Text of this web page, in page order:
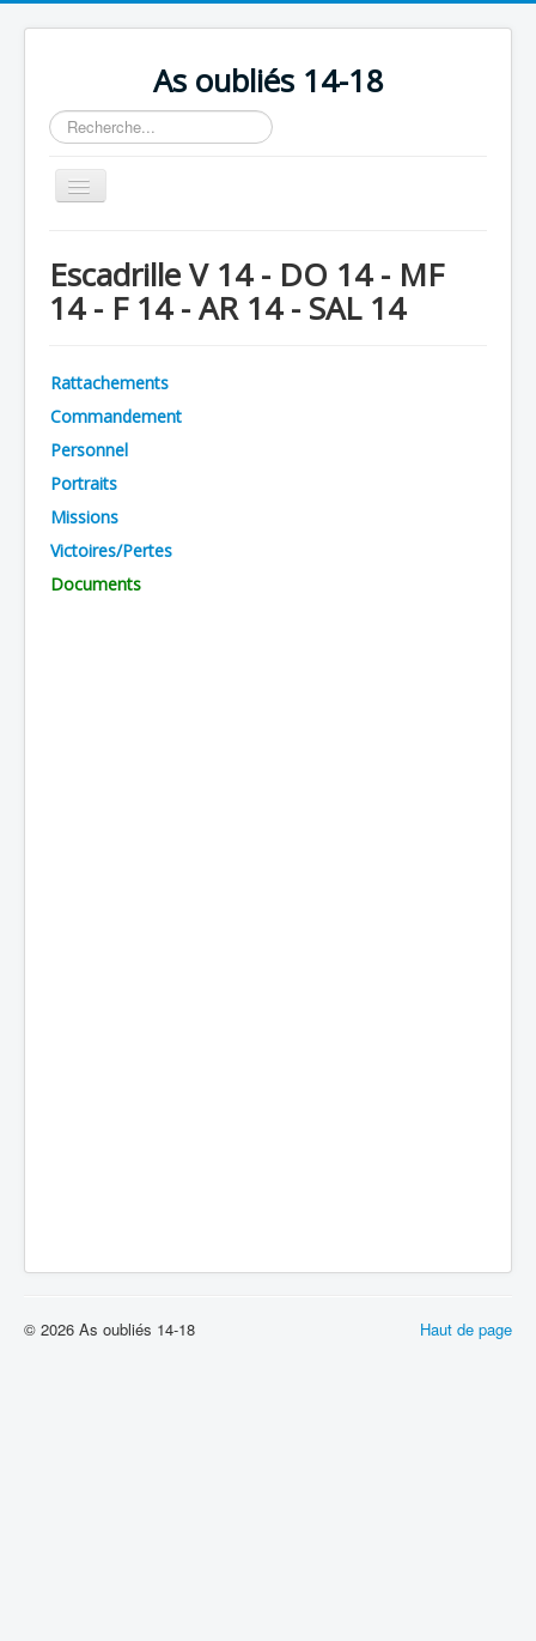
As oubliés 14-18
Rechercher
Basculer
la
Chronologie
Escadrilles
Avions
Personnels
Formation
Doctrines
Escadrille V 14 - DO 14 - MF
14 - F 14 - AR 14 - SAL 14
Rattachements
Commandement
Personnel
Portraits
Missions
Victoires/Pertes
Documents
Haut de page
© 2026 As oubliés 14-18